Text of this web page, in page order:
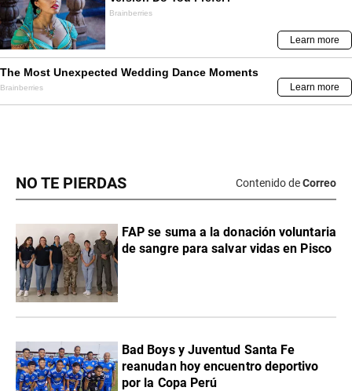
NO TE PIERDAS Contenido deCorreo
FAP se suma a la donación voluntaria
de sangre para salvar vidas en Pisco
Bad Boys y Juventud Santa Fe
reanudan hoy encuentro deportivo
por la Copa Perú